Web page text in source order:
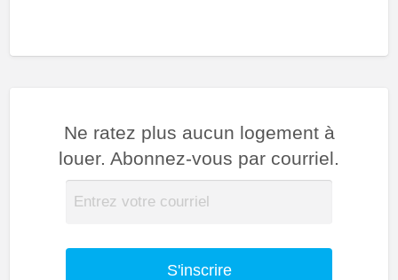
Ne ratez plus aucun logement à
louer. Abonnez-vous par courriel.
S'inscrire